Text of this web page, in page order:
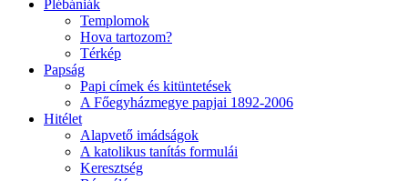
Plébániák
Templomok
Hova tartozom?
Térkép
Papság
Papi címek és kitüntetések
A Főegyházmegye papjai 1892-2006
Hitélet
Alapvető imádságok
A katolikus tanítás formulái
Keresztség